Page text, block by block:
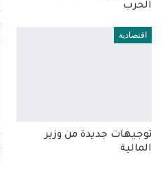
الحرب
اقتصادية
توجيهات جديدة من وزير
المالية